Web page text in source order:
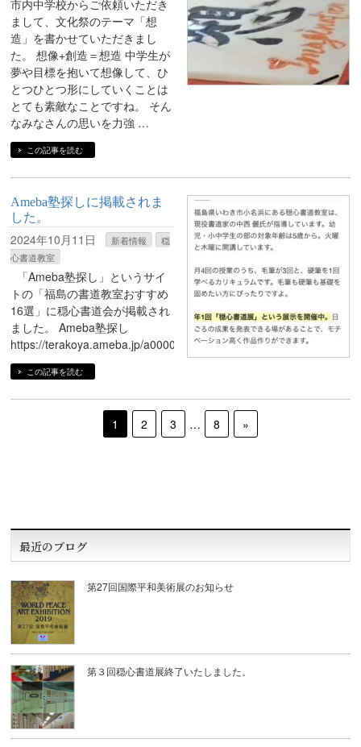
市内中学校からご依頼いただき
まして、文化祭のテーマ「想
造」を書かせていただきまし
た。 想像+創造＝想造 中学生が
夢や目標を抱いて想像して、ひ
とつひとつ形にしていくことは
とても素敵なことですね。 そん
なみなさんの思いを力強 …
この記事を読む
Ameba塾探しに掲載されま
した。
2024年10月11日 新着情報
穏
心書道教室
「Ameba塾探し」というサイ
トの「福島の書道教室おすすめ
16選」に穏心書道会が掲載され
ました。 Ameba塾探し
https://terakoya.ameba.jp/a000003838/
この記事を読む
1 2 3 … 8 »
最近のブログ
第27回国際平和美術展のお知らせ
第３回穏心書道展終了いたしました。